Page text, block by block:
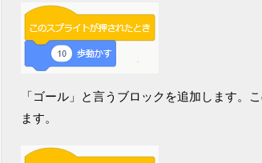
「ゴール」と言うブロックを追加します。
ます。